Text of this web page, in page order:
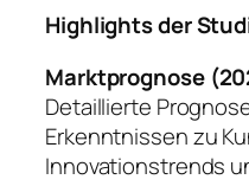
Highlights der
Marktprognose
Detaillierte
Erkenntnissen zu
Innovationstrends